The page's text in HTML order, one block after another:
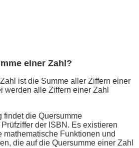
einer Zahl?
ist die Summe aller Ziffern einer
werden alle Ziffern einer Zahl
findet die Quersumme
der ISBN. Es existieren
Funktionen und
die auf die Quersumme einer Zahl